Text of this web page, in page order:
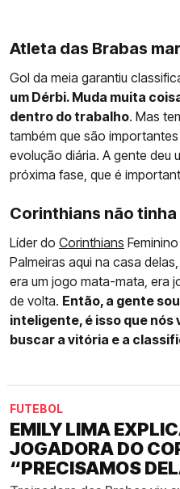
Atleta das Brabas
Gol da meia garantiu
um Dérbi. Muda muita
dentro do trabalho. Mas
também que são
evolução diária. A gente deu
próxima fase, que é
Corinthians não
Líder do Corinthians
Palmeiras aqui na casa
era um jogo mata-mata, era
de volta. Então, a gente
inteligente, é isso que nós
buscar a vitória e a
FUTEBOL
EMILY LIMA
JOGADORA DO
“PRECISAMOS